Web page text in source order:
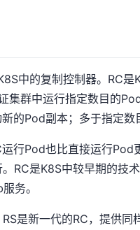
中的复制控制器。RC
集群中运行指定数目的
的Pod副本；多于指定数
行Pod也比直接运行Pod
RC是K8S中较早期的技
务。
是新一代的RC，提供同